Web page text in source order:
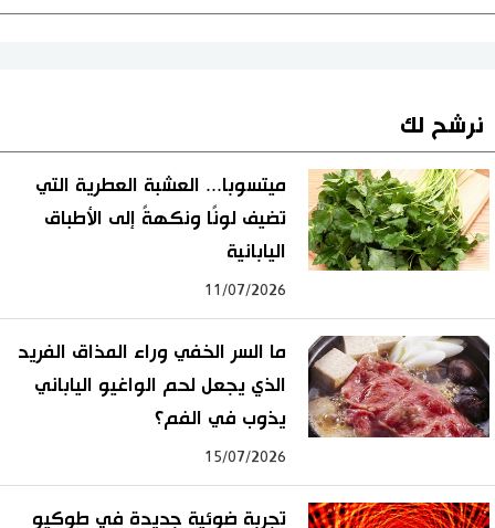
نرشح لك
ميتسوبا... العشبة العطرية التي
تضيف لونًا ونكهةً إلى الأطباق
اليابانية
11/07/2026
ما السر الخفي وراء المذاق الفريد
الذي يجعل لحم الواغيو الياباني
يذوب في الفم؟
15/07/2026
تجربة ضوئية جديدة في طوكيو